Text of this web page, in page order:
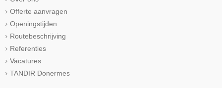
Offerte aanvragen
Openingstijden
Routebeschrijving
Referenties
Vacatures
TANDIR Donermes